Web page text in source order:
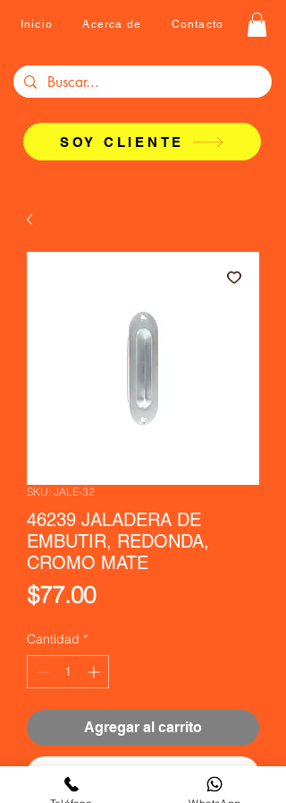
Inicio Acerca de Contacto
SOY CLIENTE
SKU: JALE-32
46239 JALADERA DE
EMBUTIR, REDONDA,
CROMO MATE
$77.00Precio
Cantidad *
Agregar al carrito